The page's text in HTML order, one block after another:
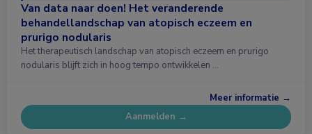
Van data naar doen! Het veranderende
behandellandschap van atopisch eczeem en
prurigo nodularis
Het therapeutisch landschap van atopisch eczeem en prurigo
nodularis blijft zich in hoog tempo ontwikkelen …
Meer informatie →
Aanmelden →